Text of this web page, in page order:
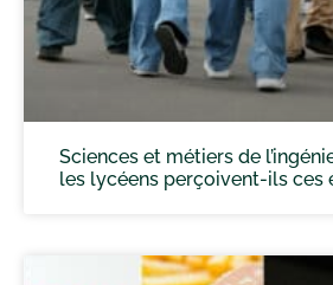
Sciences et métiers de
les lycéens perçoivent-ils ces